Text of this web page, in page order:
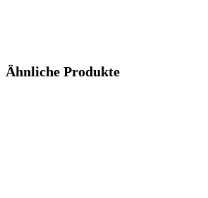
Ähnliche Produkte